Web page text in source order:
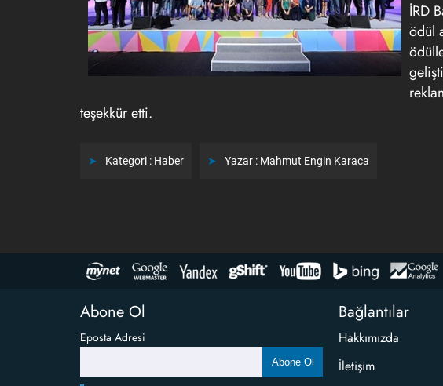
İRD
ödül
teşekkür etti.
Kategori : Haber Yazar : Mahmut Engin Karaca
Abone Ol
Eposta Adresi
Abone Ol
Bağlantılar
Hakkımızda
İletişim